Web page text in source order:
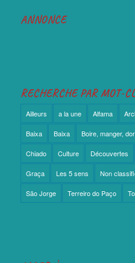
ANNONCE
RECHERCHE PAR MOT-
Ailleurs a la une Alfama
Baixa Baixa Boire, manger,
Chiado Culture Découvertes
Graça Les 5 sens Non
São Jorge Terreiro do Paço